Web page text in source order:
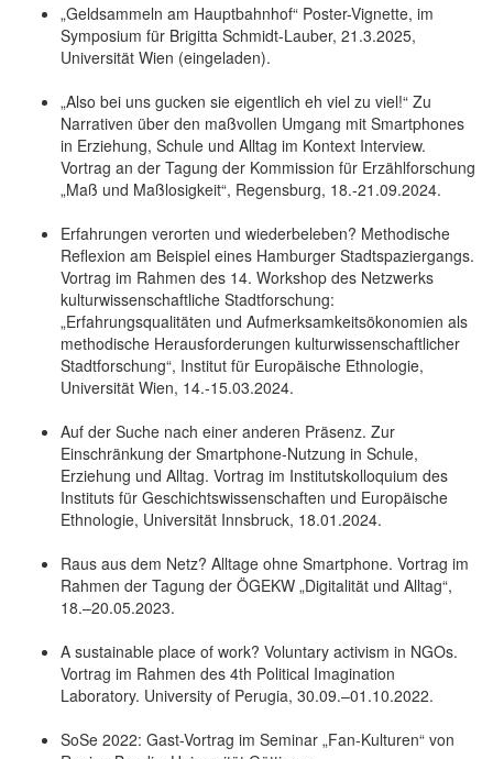
„Geldsammeln am Hauptbahnhof“ Poster-Vignette, im
Symposium für Brigitta Schmidt-Lauber, 21.3.2025,
Universität Wien (eingeladen).
„Also bei uns gucken sie eigentlich eh viel zu viel!“ Zu
Narrativen über den maßvollen Umgang mit Smartphones
in Erziehung, Schule und Alltag im Kontext Interview.
Vortrag an der Tagung der Kommission für Erzählforschung
„Maß und Maßlosigkeit“, Regensburg, 18.-21.09.2024.
Erfahrungen verorten und wiederbeleben? Methodische
Reflexion am Beispiel eines Hamburger Stadtspaziergangs.
Vortrag im Rahmen des 14. Workshop des Netzwerks
kulturwissenschaftliche Stadtforschung:
„Erfahrungsqualitäten und Aufmerksamkeitsökonomien als
methodische Herausforderungen kulturwissenschaftlicher
Stadtforschung“, Institut für Europäische Ethnologie,
Universität Wien, 14.-15.03.2024.
Auf der Suche nach einer anderen Präsenz. Zur
Einschränkung der Smartphone-Nutzung in Schule,
Erziehung und Alltag. Vortrag im Institutskolloquium des
Instituts für Geschichtswissenschaften und Europäische
Ethnologie, Universität Innsbruck, 18.01.2024.
Raus aus dem Netz? Alltage ohne Smartphone. Vortrag im
Rahmen der Tagung der ÖGEKW „Digitalität und Alltag“,
18.–20.05.2023.
A sustainable place of work? Voluntary activism in NGOs.
Vortrag im Rahmen des 4th Political Imagination
Laboratory. University of Perugia, 30.09.–01.10.2022.
SoSe 2022: Gast-Vortrag im Seminar „Fan-Kulturen“ von